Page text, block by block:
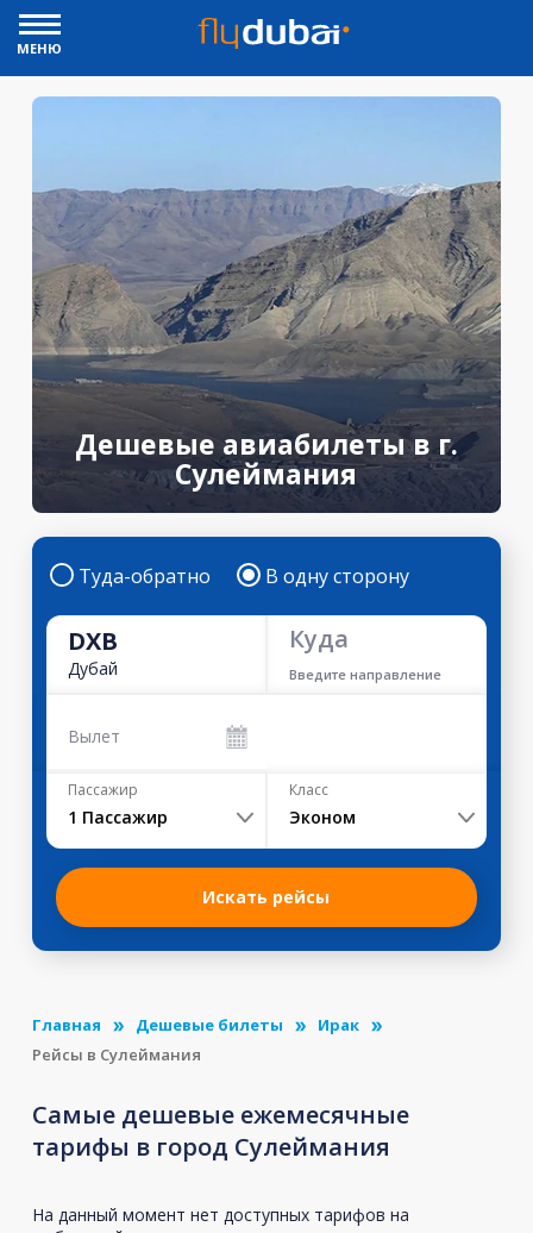
МЕНЮ
Дешевые авиабилеты в г.
Сулеймания
Туда-обратно В одну сторону
DXB
Дубай
Куда
Введите направление
Вылет
Пассажир
1 Пассажир
Класс
Эконом
Искать рейсы
Главная Дешевые билеты
Ирак
Рейсы в Сулеймания
Самые дешевые ежемесячные
тарифы в город Сулеймания
На данный момент нет доступных тарифов на